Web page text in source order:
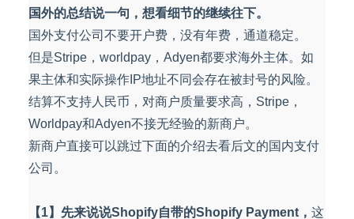
国外的总结说一句，想看细节的继续往下。
国外支付公司不要开户费，没有年费，通道稳定。
但是Stripe，worldpay，Adyen都要求海外主体。如
果主体和实际操作IP地址不同会存在被封号的风险。
结算不支持人民币，对商户质量要求高，Stripe，
Worldpay和Adyen不接无经验的新商户。
新商户直接可以跳过下面的介绍去看后文的国内支付
公司。
【1】先来说说Shopify自带的Shopify Payment， 这